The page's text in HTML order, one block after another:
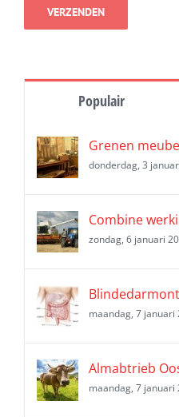
Populair
Grenen
donderdag, 3
Combine
zondag, 6 januari
maandag, 7 januari
Almabtrieb
maandag, 7 januari